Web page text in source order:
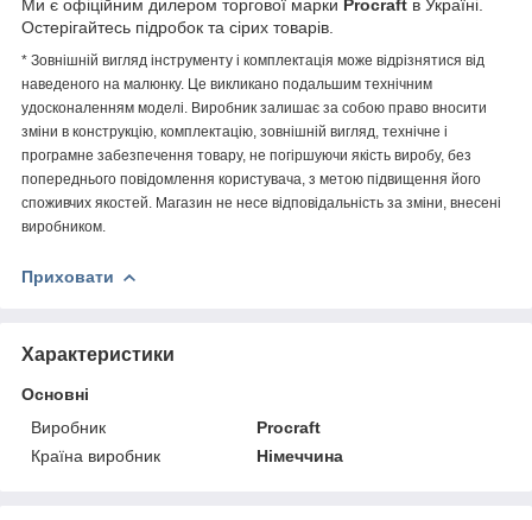
Ми є офіційним дилером торгової марки Procraft в Україні.
Остерігайтесь підробок та сірих товарів.
* Зовнішній вигляд інструменту і комплектація може відрізнятися від
наведеного на малюнку. Це викликано подальшим технічним
удосконаленням моделі. Виробник залишає за собою право вносити
зміни в конструкцію, комплектацію, зовнішній вигляд, технічне і
програмне забезпечення товару, не погіршуючи якість виробу, без
попереднього повідомлення користувача, з метою підвищення його
споживчих якостей. Магазин не несе відповідальність за зміни, внесені
виробником.
Приховати
Характеристики
Основні
Виробник
Procraft
Країна виробник
Німеччина